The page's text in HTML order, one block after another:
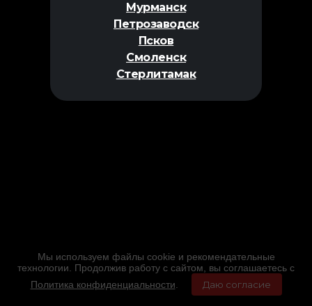
Мурманск
Петрозаводск
Псков
Смоленск
Стерлитамак
Мы используем файлы cookie и рекомендательные
технологии. Продолжив работу с сайтом, вы соглашаетесь с
Политика конфиденциальности
Даю согласие